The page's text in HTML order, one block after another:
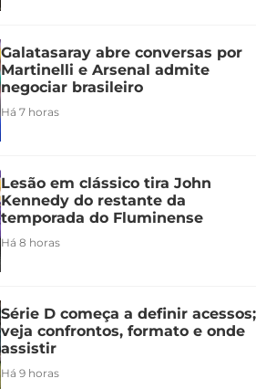
Galatasaray abre conversas por
Martinelli e Arsenal admite
negociar brasileiro
Há 7 horas
Lesão em clássico tira John
Kennedy do restante da
temporada do Fluminense
Há 8 horas
Série D começa a definir acessos;
veja confrontos, formato e onde
assistir
Há 9 horas